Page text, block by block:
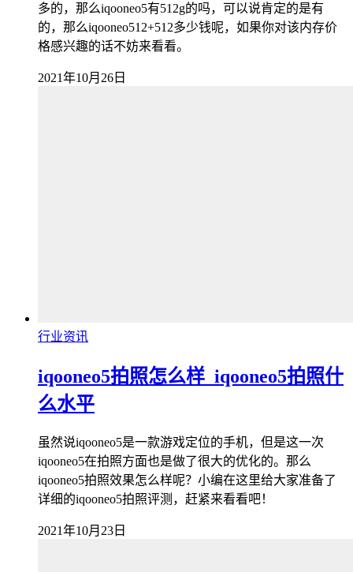
多的，那么iqooneo5有512g的吗，可以说肯定的是有
的，那么iqooneo512+512多少钱呢，如果你对该内存价
格感兴趣的话不妨来看看。
2021年10月26日
行业资讯
iqooneo5拍照怎么样_iqooneo5拍照什
么水平
虽然说iqooneo5是一款游戏定位的手机，但是这一次
iqooneo5在拍照方面也是做了很大的优化的。那么
iqooneo5拍照效果怎么样呢？小编在这里给大家准备了
详细的iqooneo5拍照评测，赶紧来看看吧！
2021年10月23日